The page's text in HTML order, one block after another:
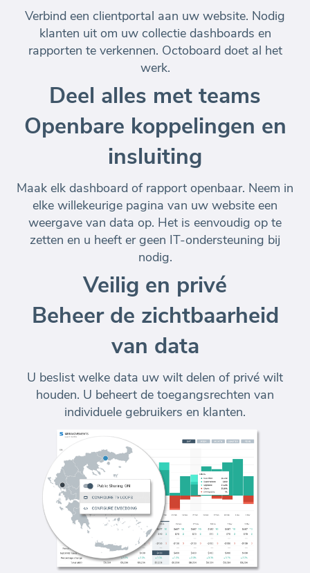
Verbind een clientportal aan uw website. Nodig
klanten uit om uw collectie dashboards en
rapporten te verkennen. Octoboard doet al het
werk.
Deel alles met teams
Openbare koppelingen en
insluiting
Maak elk dashboard of rapport openbaar. Neem in
elke willekeurige pagina van uw website een
weergave van data op. Het is eenvoudig op te
zetten en u heeft er geen IT-ondersteuning bij
nodig.
Veilig en privé
Beheer de zichtbaarheid
van data
U beslist welke data uw wilt delen of privé wilt
houden. U beheert de toegangsrechten van
individuele gebruikers en klanten.